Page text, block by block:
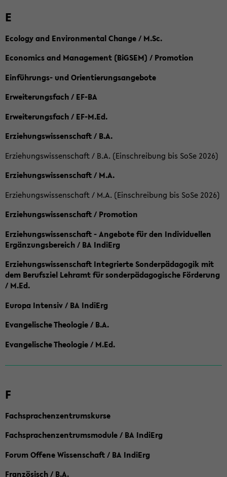
E
Ecology and Environmental Change / M.Sc.
Economics and Management (BiGSEM) / Promotion
Einführungs- und Orientierungsangebote
Erweiterungsfach / EF-BA
Erweiterungsfach / EF-M.Ed.
Erziehungswissenschaft / B.A.
Erziehungswissenschaft / B.A. (Einschreibung bis SoSe 2026)
Erziehungswissenschaft / M.A.
Erziehungswissenschaft / M.A. (Einschreibung bis SoSe 2026)
Erziehungswissenschaft / Promotion
Erziehungswissenschaft - Angebote für den Individuellen
Ergänzungsbereich / BA IndiErg
Erziehungswissenschaft Integrierte Sonderpädagogik mit
dem Berufsziel Lehramt für sonderpädagogische Förderung
/ M.Ed.
Europa Intensiv / BA IndiErg
Evangelische Theologie / B.A.
Evangelische Theologie / M.Ed.
F
Fachsprachenzentrumskurse
Fachsprachenzentrumsmodule / BA IndiErg
Forum Offene Wissenschaft / BA IndiErg
Französisch / B.A.